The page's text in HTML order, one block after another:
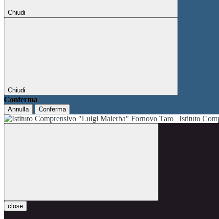
Chiudi
Chiudi
Conferma
Annulla Conferma
Istituto
close